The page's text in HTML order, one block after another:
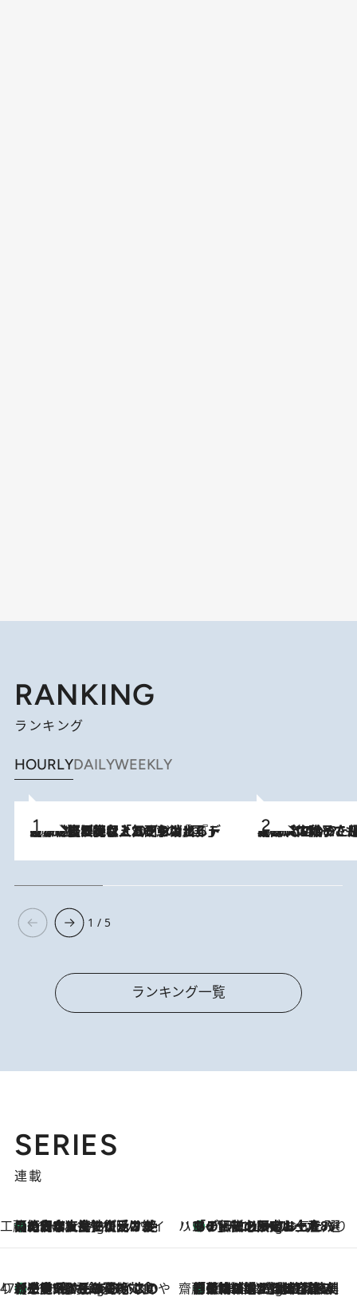
RANKING
ランキング
HOURLYDAILYWEEKLY
2026.8.5
【なぜ吉沢亮は「気配を消せる」のか？】興行収入208億の『国宝』を経て挑むミュージカル『ディア・エヴァン・ハンセン』。トップ俳優が舞台上でさらけ出した“孤独”とは 2026.8.5
【阿川佐和子さんの年とる力】なぜ70代で始めた趣味は“こんなに楽しい”のか？ ピアノ、俳句…スランプに陥っても続けられる“ある秘訣”とは
1 / 5
ランキング一覧
SERIES
連載
工藤まやのおもてなしハワイ
11 Hours Ago
【ハワイ土産】ローカルの絶大な支持で復活！ 絶品の幻クッキー《元ファンの日本人女性が受け継いだ名店》 ハワイ賢者 リサのお気に入りリスト11 Hours Ago
あの伝説の限定トートも！ リニューアルした「ディーン＆デルーカ ハワイ」で必須のお土産8選
47都道府県の手みやげ ひんやりスイーツで夏を満喫
11 Hours Ago
【三重県】この夏絶対食べたい 冷やしておいしいおやつ3選 お餅×アイスの新感覚スイーツ 齋藤 薫 美容脳ルネサンス
11 Hours Ago
「荷物が増えるほど旅ストレスは増す」美容ジャーナリストがたどり着いた最終結論。“化粧品を劇的に減らす”感動の凝縮美容とは